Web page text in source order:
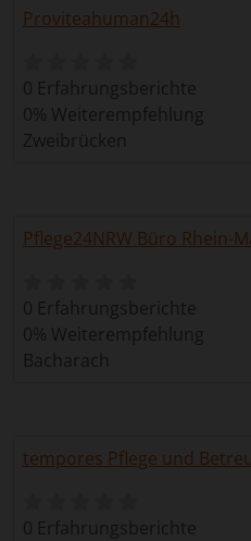
Proviteahuman24h
0 Erfahrungsberichte
0% Weiterempfehlung
Zweibrücken
Pflege24NRW Büro Rhein-
0 Erfahrungsberichte
0% Weiterempfehlung
Bacharach
tempores Pflege und
0 Erfahrungsberichte